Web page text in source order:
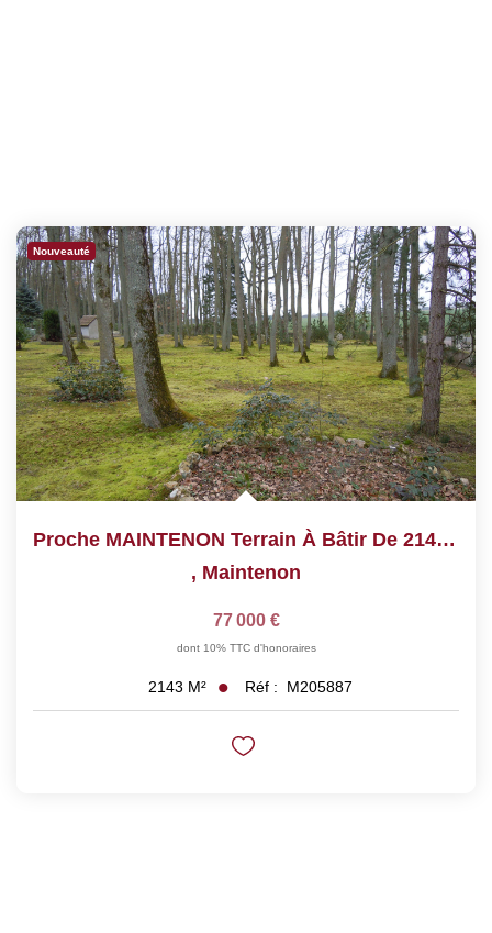
Nouveauté
Proche MAINTENON Terrain À Bâtir De 2140 M²
, Maintenon
77 000 €
dont 10% TTC d'honoraires
2143 M² Réf : M205887